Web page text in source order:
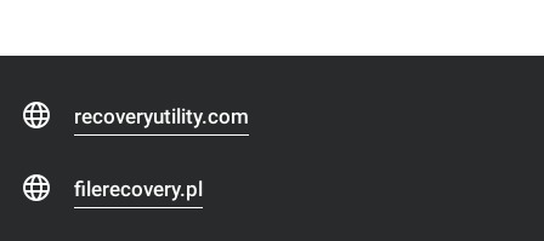
recoveryutility.com
filerecovery.pl